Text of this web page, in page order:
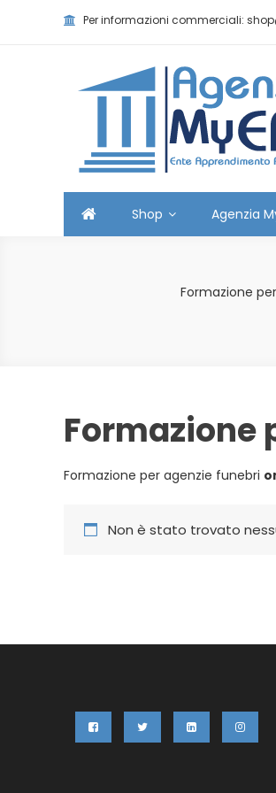
Per informazioni commerciali:
Agenzia MyEAP
Shop Agenzia
Formazione
Formazione
Formazione per agenzie funebri
Non è stato trovato